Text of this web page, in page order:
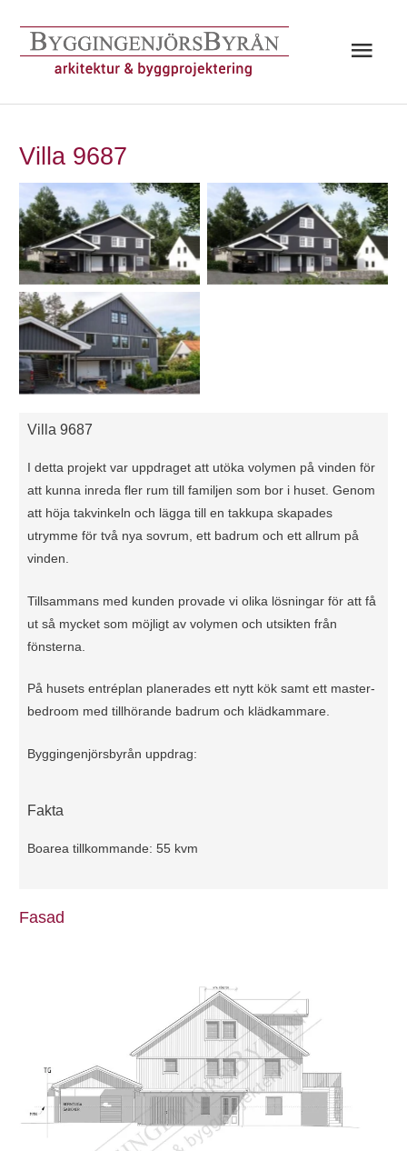
innehåll
Villa 9687
Villa 9687
I detta projekt var uppdraget att utöka volymen på vinden för
att kunna inreda fler rum till familjen som bor i huset. Genom
att höja takvinkeln och lägga till en takkupa skapades
utrymme för två nya sovrum, ett badrum och ett allrum på
vinden.
Tillsammans med kunden provade vi olika lösningar för att få
ut så mycket som möjligt av volymen och utsikten från
fönsterna.
På husets entréplan planerades ett nytt kök samt ett master-
bedroom med tillhörande badrum och klädkammare.
Byggingenjörsbyrån uppdrag:
Fakta
Boarea tillkommande: 55 kvm
Fasad